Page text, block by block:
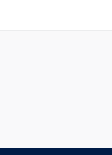
Bónusz